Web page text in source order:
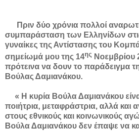
Πριν δύο χρόνια πολλοί
συμπαράσταση των Ελληνίδων
γυναίκες της Αντίστασης του
σημείωμά μου της 14ης Νοεμβρίου
πρότεινα να δουν το παράδειγμα
Βούλας Δαμιανάκου.
« Η κυρία Βούλα Δαμιανάκου
ποιήτρια, μεταφράστρια, αλλά και
στους εθνικούς και κοινωνικούς
Βούλα Δαμιανάκου δεν έπαψε να